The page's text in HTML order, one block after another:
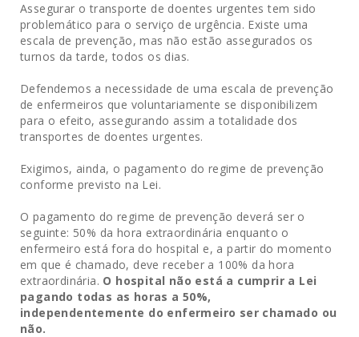
Assegurar o transporte de doentes urgentes tem sido
problemático para o serviço de urgência. Existe uma
escala de prevenção, mas não estão assegurados os
turnos da tarde, todos os dias.
Defendemos a necessidade de uma escala de prevenção
de enfermeiros que voluntariamente se disponibilizem
para o efeito, assegurando assim a totalidade dos
transportes de doentes urgentes.
Exigimos, ainda, o pagamento do regime de prevenção
conforme previsto na Lei.
O pagamento do regime de prevenção deverá ser o
seguinte: 50% da hora extraordinária enquanto o
enfermeiro está fora do hospital e, a partir do momento
em que é chamado, deve receber a 100% da hora
extraordinária. O hospital não está a cumprir a Lei
pagando todas as horas a 50%,
independentemente do enfermeiro ser chamado ou
não.